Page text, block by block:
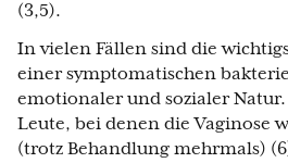
(3,5).
In vielen Fällen sind die
einer symptomatischen
emotionaler und sozialer
Leute, bei denen die Vaginose
(trotz Behandlung mehrmals)